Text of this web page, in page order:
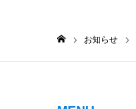
お知らせ